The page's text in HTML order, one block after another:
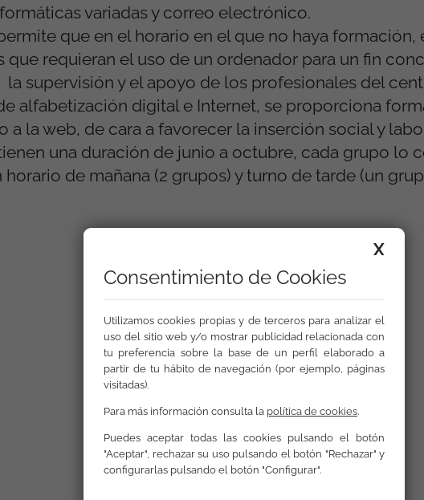
variadas y correo electrónico.
que en el horario en el que no haya formación,
requieran el uso de un ordenador para un fin
supervisión y el apoyo de los profesionales del
alfabetización digital e Internet, se proporciona
a la web, de cara a favorecer la inserción social y
una duración de junio a octubre, cada grupo lo
de mañana (2 grupos) y turno de tarde (un
Galería
Volver a Actualidad
X
Consentimiento de Cookies
Utilizamos cookies propias y de terceros para analizar el
uso del sitio web y/o mostrar publicidad relacionada con
tu preferencia sobre la base de un perfil elaborado a
partir de tu hábito de navegación (por ejemplo, páginas
visitadas).
Para más información consulta la política de cookies.
Puedes aceptar todas las cookies pulsando el botón
"Aceptar", rechazar su uso pulsando el botón "Rechazar" y
configurarlas pulsando el botón "Configurar".